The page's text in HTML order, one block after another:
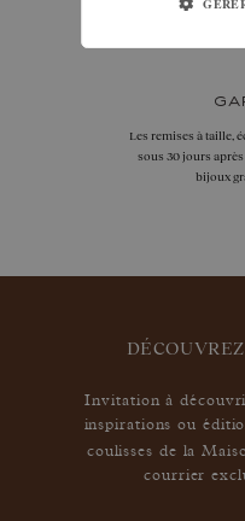
Les remises à taille,
sous 30 jours
bijoux
DÉCOUVREZ
Invitation à
inspirations ou
coulisses de la
courrier